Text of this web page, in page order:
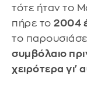
τότε ήταν το
πήρε το 2004
το
συμβόλαιο
χειρότερα γι'